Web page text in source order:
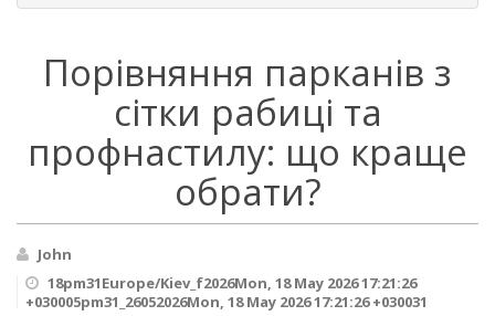
Порівняння парканів з
сітки рабиці та
профнастилу: що краще
обрати?
John
18pm31Europe/Kiev_f2026Mon, 18 May 2026 17:21:26
+030005pm31_26052026Mon, 18 May 2026 17:21:26 +030031